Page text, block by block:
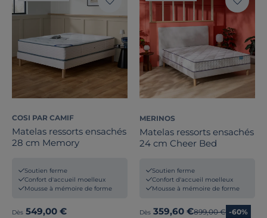
COSI PAR CAMIF
Matelas ressorts ensachés
28 cm Memory
Soutien ferme
Confort d'accueil moelleux
Mousse à mémoire de forme
Dès 549,00 €
MERINOS
Matelas ressorts ensachés
24 cm Cheer Bed
Soutien ferme
Confort d'accueil moelleux
Mousse à mémoire de forme
Dès 359,60 €Ancien prix
899,00 € -60%
Epaisseur matelas